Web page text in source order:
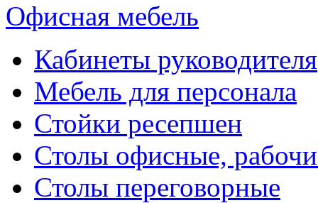
Офисная мебель
Кабинеты руководителя
Мебель для персонала
Стойки ресепшен
Столы офисные,
Столы переговорные